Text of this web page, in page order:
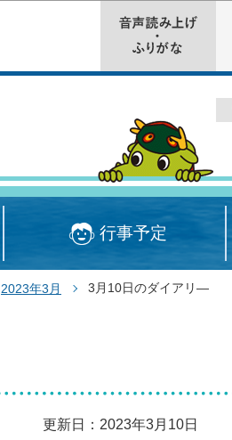
行事予定
2023年3月 3月10日のダイアリ―
更新日：2023年3月10日